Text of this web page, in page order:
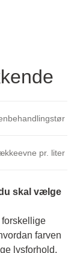
pr. liter
skal vælge
forskellige
farven
lysforhold.